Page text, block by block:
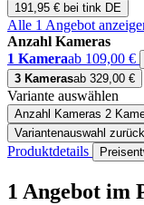
191,95 € bei tink DE
Alle 1 Angebot
Anzahl Kameras
1 Kameraab 109,00 €
3 Kamerasab 329,00 €
Variante auswählen
Anzahl Kameras 2
Variantenauswahl
Produktdetails
1 Angebot im